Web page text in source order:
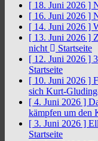
[ 18. Juni 2026 ]
[ 16. Juni 2026 ]
[ 14. Juni 2026 ]
[ 13. Juni 2026 ]
nicht
Startseite
[ 12. Juni 2026 ]
Startseite
[ 10. Juni 2026 ]
sich Kurt-
[ 4. Juni 2026 ]
kämpfen um den
[ 3. Juni 2026 ]
Startseite